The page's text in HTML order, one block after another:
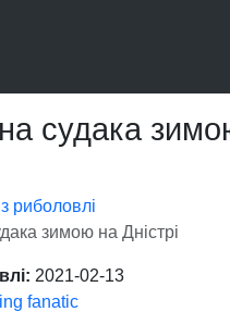
судака
риболовлі
зимою на Дністрі
2021-02-13
fanatic